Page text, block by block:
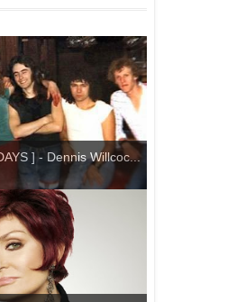
] - Dennis Willcoc...